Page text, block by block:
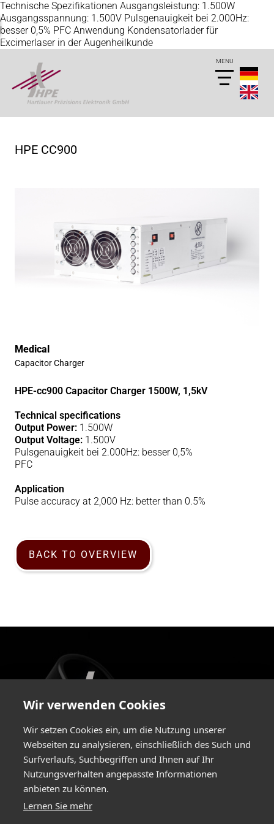
​ Technische Spezifikationen Ausgangsleistung: 1.500W
Ausgangsspannung: 1.500V Pulsgenauigkeit bei 2.000Hz:
besser 0,5% PFC Anwendung Kondensatorlader für
Excimerlaser in der Augenheilkunde
HPE CC900
Medical
Capacitor Charger
HPE-cc900 Capacitor Charger 1500W, 1,5kV
Technical specifications
Output Power: 1.500W
Output Voltage: 1.500V
Pulsgenauigkeit bei 2.000Hz: besser 0,5%
PFC
Application
Pulse accuracy at 2,000 Hz: better than 0.5%
BACK TO OVERVIEW
Greimelstraße 24a / 83236 Übersee / Germany
+49 8642 596 580/
+49 8642 596 58-29 /
info@hartlauer.de
Wir verwenden Cookies
Wir setzen Cookies ein, um die Nutzung unserer
Webseiten zu analysieren, einschließlich des Such und
Surfverlaufs, Suchbegriffen und Ihnen auf Ihr
Nutzungsverhalten angepasste Informationen
anbieten zu können.
Lernen Sie mehr